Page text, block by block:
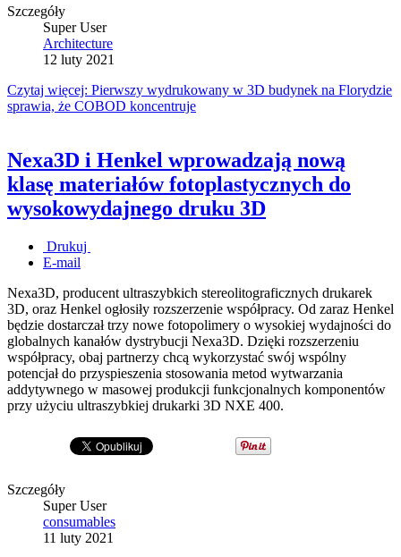
Szczegóły
Super User
Architecture
12 luty 2021
Czytaj więcej: Pierwszy wydrukowany w 3D budynek na Florydzie
sprawia, że COBOD koncentruje
Nexa3D i Henkel wprowadzają nową
klasę materiałów fotoplastycznych do
wysokowydajnego druku 3D
Drukuj
E-mail
Nexa3D, producent ultraszybkich stereolitograficznych drukarek
3D, oraz Henkel ogłosiły rozszerzenie współpracy. Od zaraz Henkel
będzie dostarczał trzy nowe fotopolimery o wysokiej wydajności do
globalnych kanałów dystrybucji Nexa3D. Dzięki rozszerzeniu
współpracy, obaj partnerzy chcą wykorzystać swój wspólny
potencjał do przyspieszenia stosowania metod wytwarzania
addytywnego w masowej produkcji funkcjonalnych komponentów
przy użyciu ultraszybkiej drukarki 3D NXE 400.
Szczegóły
Super User
consumables
11 luty 2021